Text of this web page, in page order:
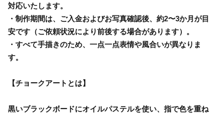
対応いたします。
・制作期間は、ご入金およびお写真確認後、約2〜3か月が目
安です（ご依頼状況により前後する場合があります）。
・すべて手描きのため、一点一点表情や風合いが異なりま
す。
【チョークアートとは】
黒いブラックボードにオイルパステルを使い、指で色を重ね